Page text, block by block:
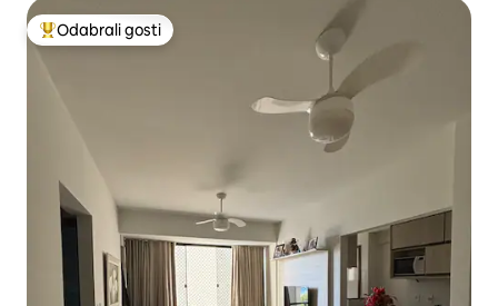
Među najviše rangiranima s oznakom „Odabrali gosti”
Odabrali gosti